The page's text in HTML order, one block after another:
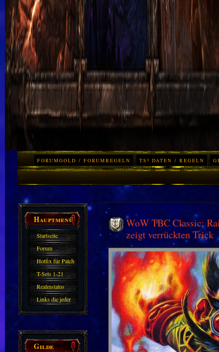
FORUMGOLD / FORUMREGELN TS³ DATEN / REGELN
Hauptmenü
Startseite
Forum
Hotfix für Patch
11.X
T-Sets 1-21
Realmstatus
Links die jeder
kennen sollte?!
Gilde
WoW TBC Classic:
zeigt verrückten Trick